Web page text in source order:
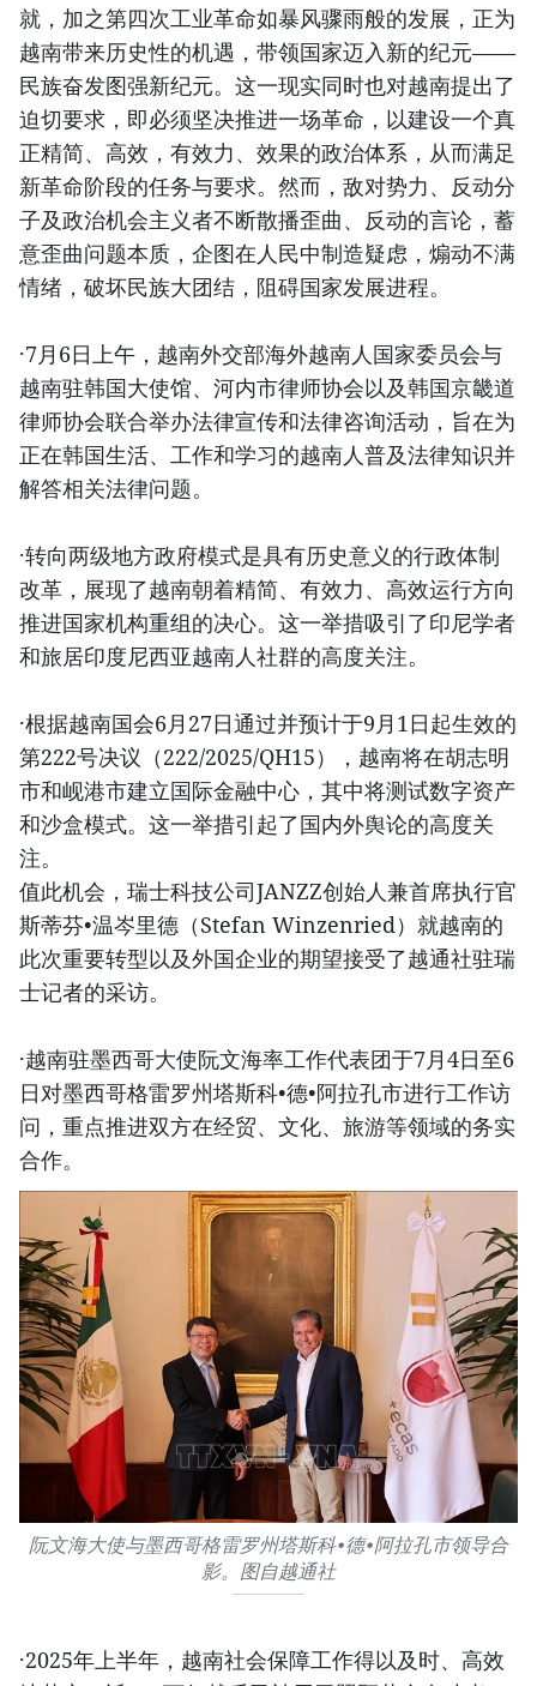
就，加之第四次工业革命如暴风骤雨般的发展，正为
越南带来历史性的机遇，带领国家迈入新的纪元——
民族奋发图强新纪元。这一现实同时也对越南提出了
迫切要求，即必须坚决推进一场革命，以建设一个真
正精简、高效，有效力、效果的政治体系，从而满足
新革命阶段的任务与要求。然而，敌对势力、反动分
子及政治机会主义者不断散播歪曲、反动的言论，蓄
意歪曲问题本质，企图在人民中制造疑虑，煽动不满
情绪，破坏民族大团结，阻碍国家发展进程。
·7月6日上午，越南外交部海外越南人国家委员会与
越南驻韩国大使馆、河内市律师协会以及韩国京畿道
律师协会联合举办法律宣传和法律咨询活动，旨在为
正在韩国生活、工作和学习的越南人普及法律知识并
解答相关法律问题。
·转向两级地方政府模式是具有历史意义的行政体制
改革，展现了越南朝着精简、有效力、高效运行方向
推进国家机构重组的决心。这一举措吸引了印尼学者
和旅居印度尼西亚越南人社群的高度关注。
·根据越南国会6月27日通过并预计于9月1日起生效的
第222号决议（222/2025/QH15），越南将在胡志明
市和岘港市建立国际金融中心，其中将测试数字资产
和沙盒模式。这一举措引起了国内外舆论的高度关
注。
值此机会，瑞士科技公司JANZZ创始人兼首席执行官
斯蒂芬•温岑里德（Stefan Winzenried）就越南的
此次重要转型以及外国企业的期望接受了越通社驻瑞
士记者的采访。
·越南驻墨西哥大使阮文海率工作代表团于7月4日至6
日对墨西哥格雷罗州塔斯科•德•阿拉孔市进行工作访
问，重点推进双方在经贸、文化、旅游等领域的务实
合作。
阮文海大使与墨西哥格雷罗州塔斯科•德•阿拉孔市领导合
影。图自越通社
·2025年上半年，越南社会保障工作得以及时、高效